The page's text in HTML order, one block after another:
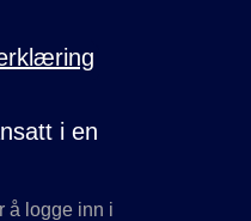
i en
å logge inn i